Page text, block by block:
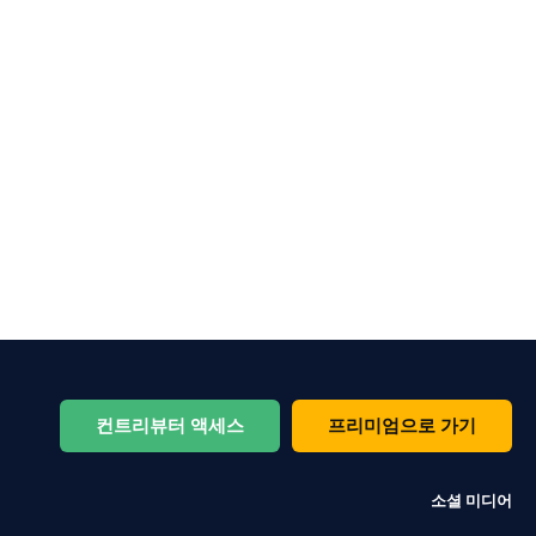
컨트리뷰터 액세스 프리미엄으로 가기
소셜 미디어